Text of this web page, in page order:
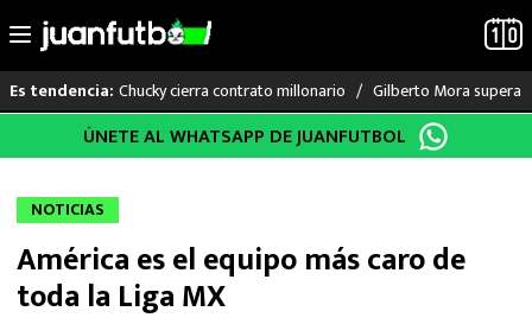
al
Es tendencia: Chucky cierra contrato millonario Gilberto Mora supera
LO ÚLTIMO
LIGA MX
RAYADOS
ÚNETE AL WHATSAPP DE JUANFUTBOL
NOTICIAS
América es el equipo más caro de
toda la Liga MX